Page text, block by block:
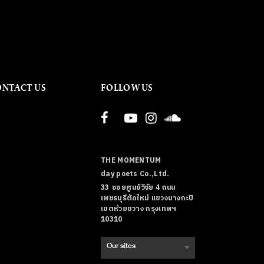
US FOLLOW US
THE MOMENTUM
day poets Co.,Ltd.
33 ซอยศูนย์วิจัย 4 ถนน
เพชรบุรีตัดใหม่ แขวงบางกะปิ
เขตห้วยขวาง กรุงเทพฯ
10310